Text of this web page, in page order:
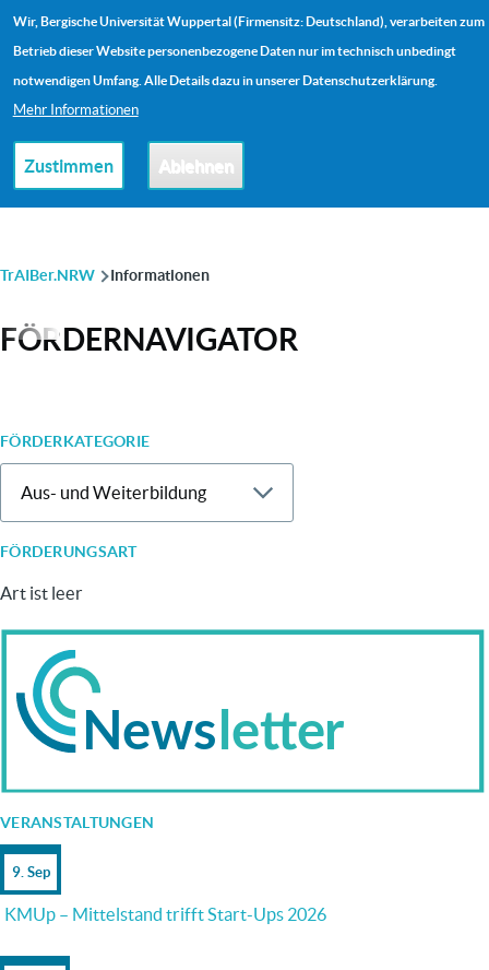
Wir, Bergische Universität Wuppertal (Firmensitz: Deutschland), verarbeiten zum
Betrieb dieser Website personenbezogene Daten nur im technisch unbedingt
notwendigen Umfang. Alle Details dazu in unserer Datenschutzerklärung.
Mehr Informationen
Zustimmen Ablehnen
Direkt zum Inhalt
PFADNAVIGATION
TrAIBer.NRW Informationen
FÖRDERNAVIGATOR
FÖRDERKATEGORIE
FÖRDERUNGSART
Art ist leer
VERANSTALTUNGEN
9. Sep
KMUp – Mittelstand trifft Start-Ups 2026